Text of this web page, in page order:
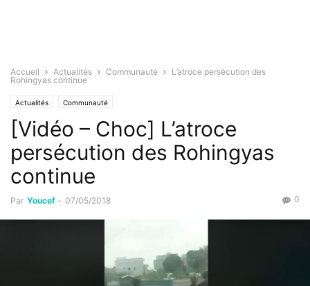
Accueil Actualités Communauté
L’atroce persécution des
Rohingyas continue
Actualités Communauté
[Vidéo – Choc] L’atroce
persécution des Rohingyas
continue
Par Youcef - 07/05/2018 0